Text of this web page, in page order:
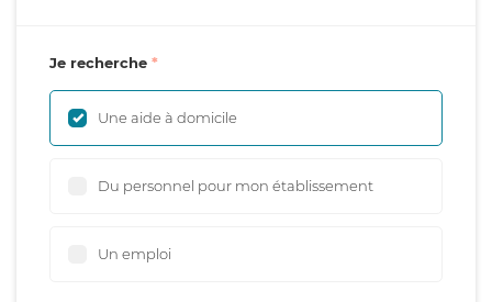
Je recherche
Une aide à domicile
Du personnel pour mon établissement
Un emploi